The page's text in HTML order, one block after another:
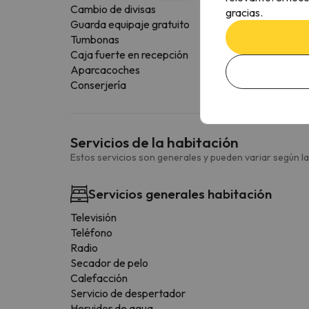
Cambio de divisas
Guarda equipaje gratuito
Tumbonas
Caja fuerte en recepción
Aparcacoches
Conserjería
Servicios de la habitación
Estos servicios son generales y pueden variar según
Servicios generales habitación
Televisión
Teléfono
Radio
Secador de pelo
Calefacción
Servicio de despertador
gracias.